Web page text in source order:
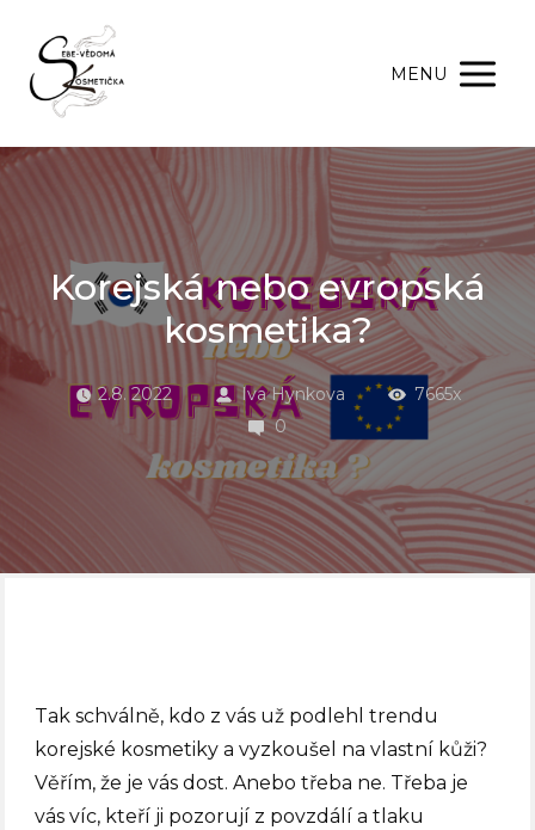
MENU
Korejská nebo evropská
kosmetika?
2.8. 2022 Iva Hynkova
7665x
0
Tak schválně, kdo z vás už podlehl trendu
korejské kosmetiky a vyzkoušel na vlastní kůži?
Věřím, že je vás dost. Anebo třeba ne. Třeba je
vás víc, kteří ji pozorují z povzdálí a tlaku